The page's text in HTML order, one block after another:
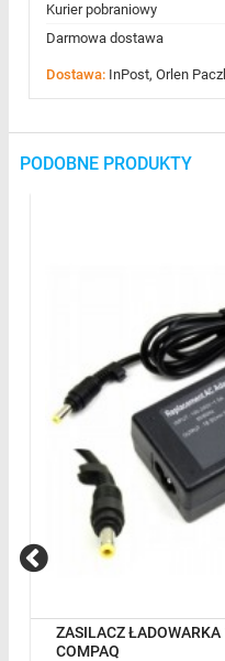
Kurier pobraniowy
Darmowa dostawa
Dostawa: InPost, Orlen
PODOBNE PRODUKTY
ZASILACZ
COMPAQ